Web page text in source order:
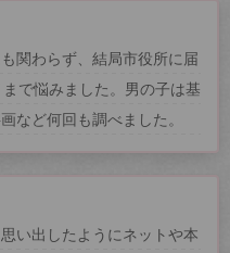
関わらず、結局市役所に届
で悩みました。男の子は基
など何回も調べました。
い出したようにネットや本